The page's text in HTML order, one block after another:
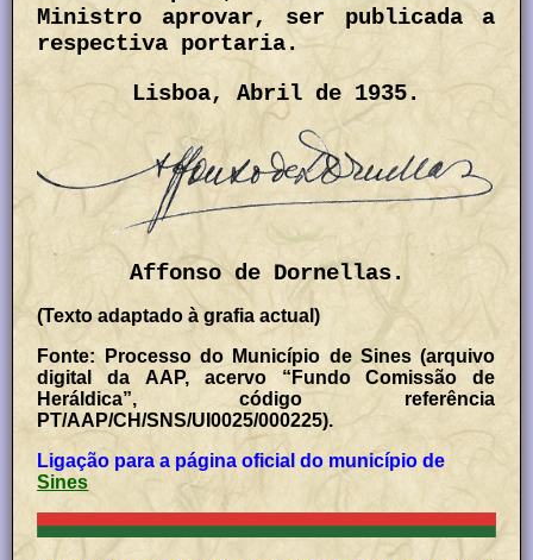
Ministro aprovar, ser publicada a
respectiva portaria.
Lisboa, Abril de 1935.
Affonso de Dornellas.
(Texto adaptado à grafia actual)
Fonte: Processo do Município de Sines (arquivo
digital da AAP, acervo “Fundo Comissão de
Heráldica”, código referência
PT/AAP/CH/SNS/UI0025/000225).
Ligação para a página oficial do município de
Sines